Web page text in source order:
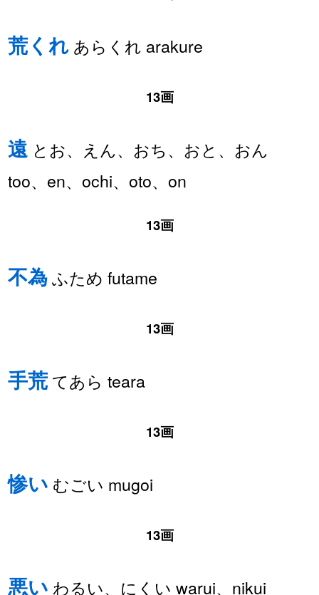
荒くれ あらくれ arakure
13画
遠とお、えん、おち、おと、おん
too、en、ochi、oto、on
13画
不為ふため futame
13画
手荒てあら teara
13画
惨い むごい mugoi
13画
悪い わるい、にくい warui、nikui